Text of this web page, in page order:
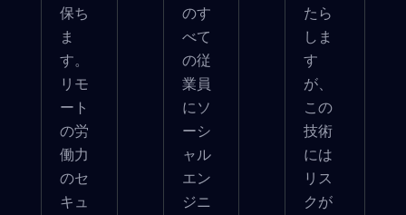
保ち
ま
す。
リモ
ート
の労
働力
のセ
キュ
のす
べて
の従
業員
にソ
ーシ
ャル
エン
ジニ
たら
しま
す
が、
この
技術
には
リス
クが